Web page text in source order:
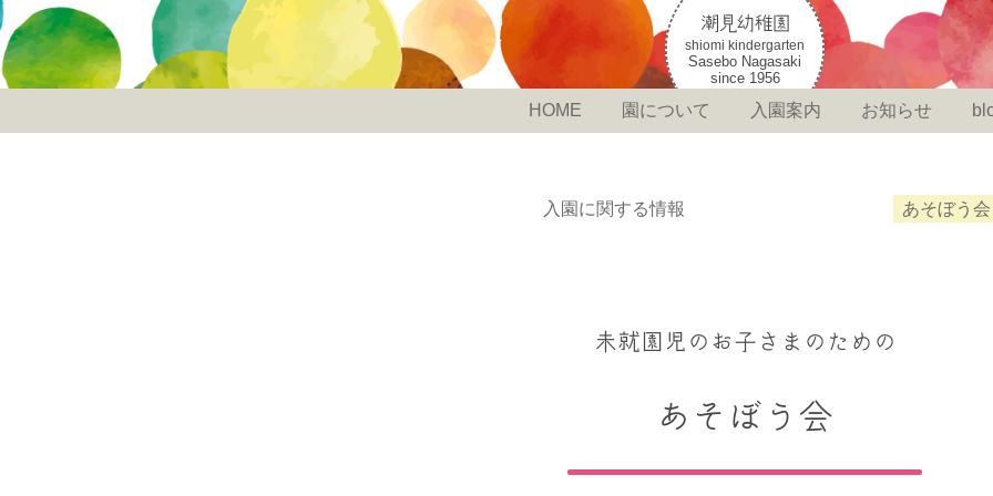
HOME 園について 入園案内 お知らせ
潮見幼稚園
shiomi kindergarten
Sasebo Nagasaki
since 1956
入園に関する情報 あそぼう会
未就園児のお子さまのための
あそぼう会